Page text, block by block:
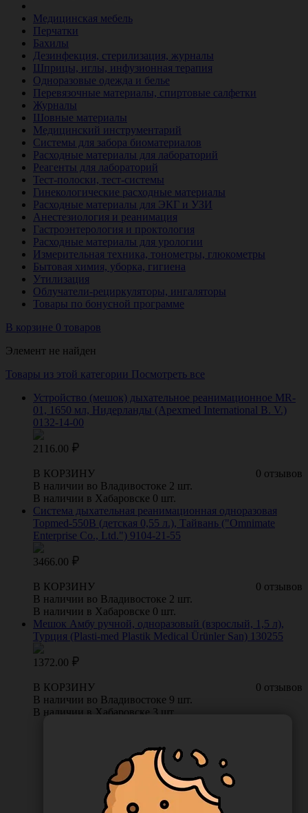
Медицинская мебель
Перчатки
Бахилы
Дезинфекция, стерилизация, журналы
Шприцы, иглы, инфузионная терапия
Одноразовые одежда и белье
Перевязочные материалы, спиртовые салфетки
Журналы
Шовные материалы
Медицинский инструментарий
Системы для забора биоматериалов
Расходные материалы для лабораторий
Реагенты для лабораторий
Тест-полоски, тест-системы
Гинекологические расходные материалы
Расходные материалы для ЭКГ и УЗИ
Анестезиология и реанимация
Гастроэнтерология и проктология
Расходные материалы для урологии
Измерительная техника, тонометры, глюкометры
Бытовая химия, уборка, гигиена
Утилизация
Облучатели-рециркуляторы, ингаляторы
Товары по бонусной программе
В корзине 0 товаров
Элемент не найден
Товары из этой категории Посмотреть все
Устройство (мешок) дыхательное реанимационное MR-
01, 1650 мл, Нидерланды (Apexmed International B. V.)
0132-14-00
2116.00
0 отзывов
В КОРЗИНУ
В наличии во Владивостоке 2 шт.
В наличии в Хабаровске 0 шт.
Система дыхательная реанимационная одноразовая
Topmed-550В (детская 0,55 л.), Тайвань ("Omnimate
Enterprise Co., Ltd.") 9104-21-55
3466.00
0 отзывов
В КОРЗИНУ
В наличии во Владивостоке 2 шт.
В наличии в Хабаровске 0 шт.
Мешок Амбу ручной, одноразовый (взрослый, 1,5 л),
Турция (Plasti-med Plastik Medical Ürünler San) 130255
1372.00
0 отзывов
В КОРЗИНУ
В наличии во Владивостоке 9 шт.
В наличии в Хабаровске 3 шт.